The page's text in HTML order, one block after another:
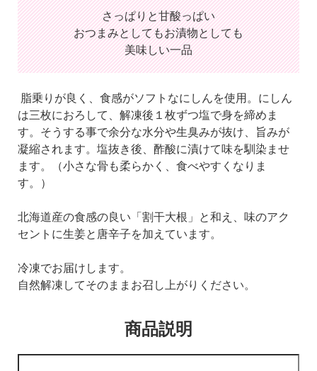
特定商取引法に基づく表記
よくある質問
カスタマーハラスメントについて
カスタマーハラスメントについて
さっぱりと甘酸っぱい
おつまみとしてもお漬物としても
美味しい一品
脂乗りが良く、食感がソフトなにしんを使用。 にしん
は三枚におろして、解凍後１ 枚ずつ塩で身を締めま
す。 そうする事で余分な水分や生臭みが抜け、旨みが
凝縮されます。 塩抜き後、酢酸に漬けて味を馴染ませ
ます。（小さな骨も柔らかく、食べやすくなりま
す。）
北海道産の食感の良い「割干大根」と和え、味のアク
セントに生姜と唐辛子を加えています。
冷凍でお届けします。
自然解凍してそのままお召し上がりください。
商品説明